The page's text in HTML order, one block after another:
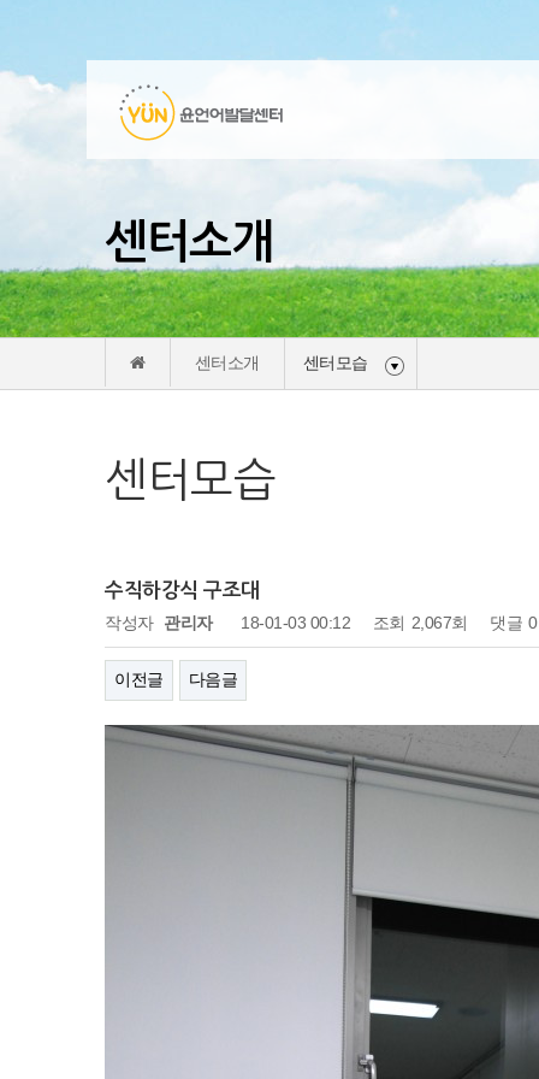
센터소개
센터소개 센터모습
센터모습
수직하강식 구조대
작성자 관리자 18-01-03 00:12 조회 2,067회 댓글
이전글 다음글